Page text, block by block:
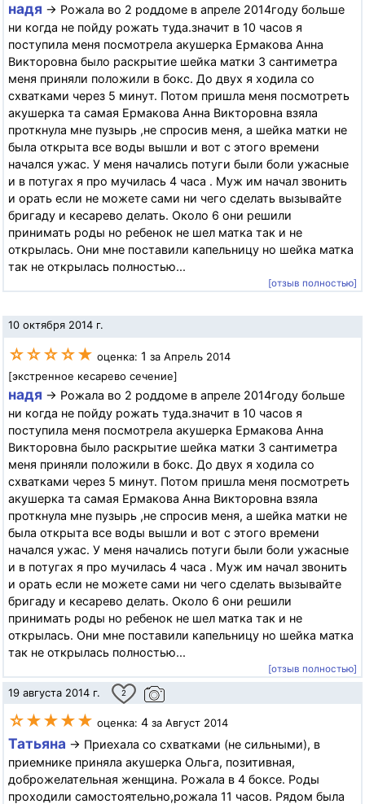
надя → Рожала во 2 роддоме в апреле 2014году больше
ни когда не пойду рожать туда.значит в 10 часов я
поступила меня посмотрела акушерка Ермакова Анна
Викторовна было раскрытие шейка матки 3 сантиметра
меня приняли положили в бокс. До двух я ходила со
схватками через 5 минут. Потом пришла меня посмотреть
акушерка та самая Ермакова Анна Викторовна взяла
проткнула мне пузырь ,не спросив меня, а шейка матки не
была открыта все воды вышли и вот с этого времени
начался ужас. У меня начались потуги были боли ужасные
и в потугах я про мучилась 4 часа . Муж им начал звонить
и орать если не можете сами ни чего сделать вызывайте
бригаду и кесарево делать. Около 6 они решили
принимать роды но ребенок не шел матка так и не
открылась. Они мне поставили капельницу но шейка матка
так не открылась полностью...
[отзыв полностью]
10 октября 2014 г.
☆☆☆☆★ оценка: 1 за Апрель 2014
[экстренное кесарево сечение]
надя → Рожала во 2 роддоме в апреле 2014году больше
ни когда не пойду рожать туда.значит в 10 часов я
поступила меня посмотрела акушерка Ермакова Анна
Викторовна было раскрытие шейка матки 3 сантиметра
меня приняли положили в бокс. До двух я ходила со
схватками через 5 минут. Потом пришла меня посмотреть
акушерка та самая Ермакова Анна Викторовна взяла
проткнула мне пузырь ,не спросив меня, а шейка матки не
была открыта все воды вышли и вот с этого времени
начался ужас. У меня начались потуги были боли ужасные
и в потугах я про мучилась 4 часа . Муж им начал звонить
и орать если не можете сами ни чего сделать вызывайте
бригаду и кесарево делать. Около 6 они решили
принимать роды но ребенок не шел матка так и не
открылась. Они мне поставили капельницу но шейка матка
так не открылась полностью...
[отзыв полностью]
19 августа 2014 г. 2
☆★★★★ оценка: 4 за Август 2014
Татьяна → Приехала со схватками (не сильными), в
приемнике приняла акушерка Ольга, позитивная,
доброжелательная женщина. Рожала в 4 боксе. Роды
проходили самостоятельно,рожала 11 часов. Рядом была